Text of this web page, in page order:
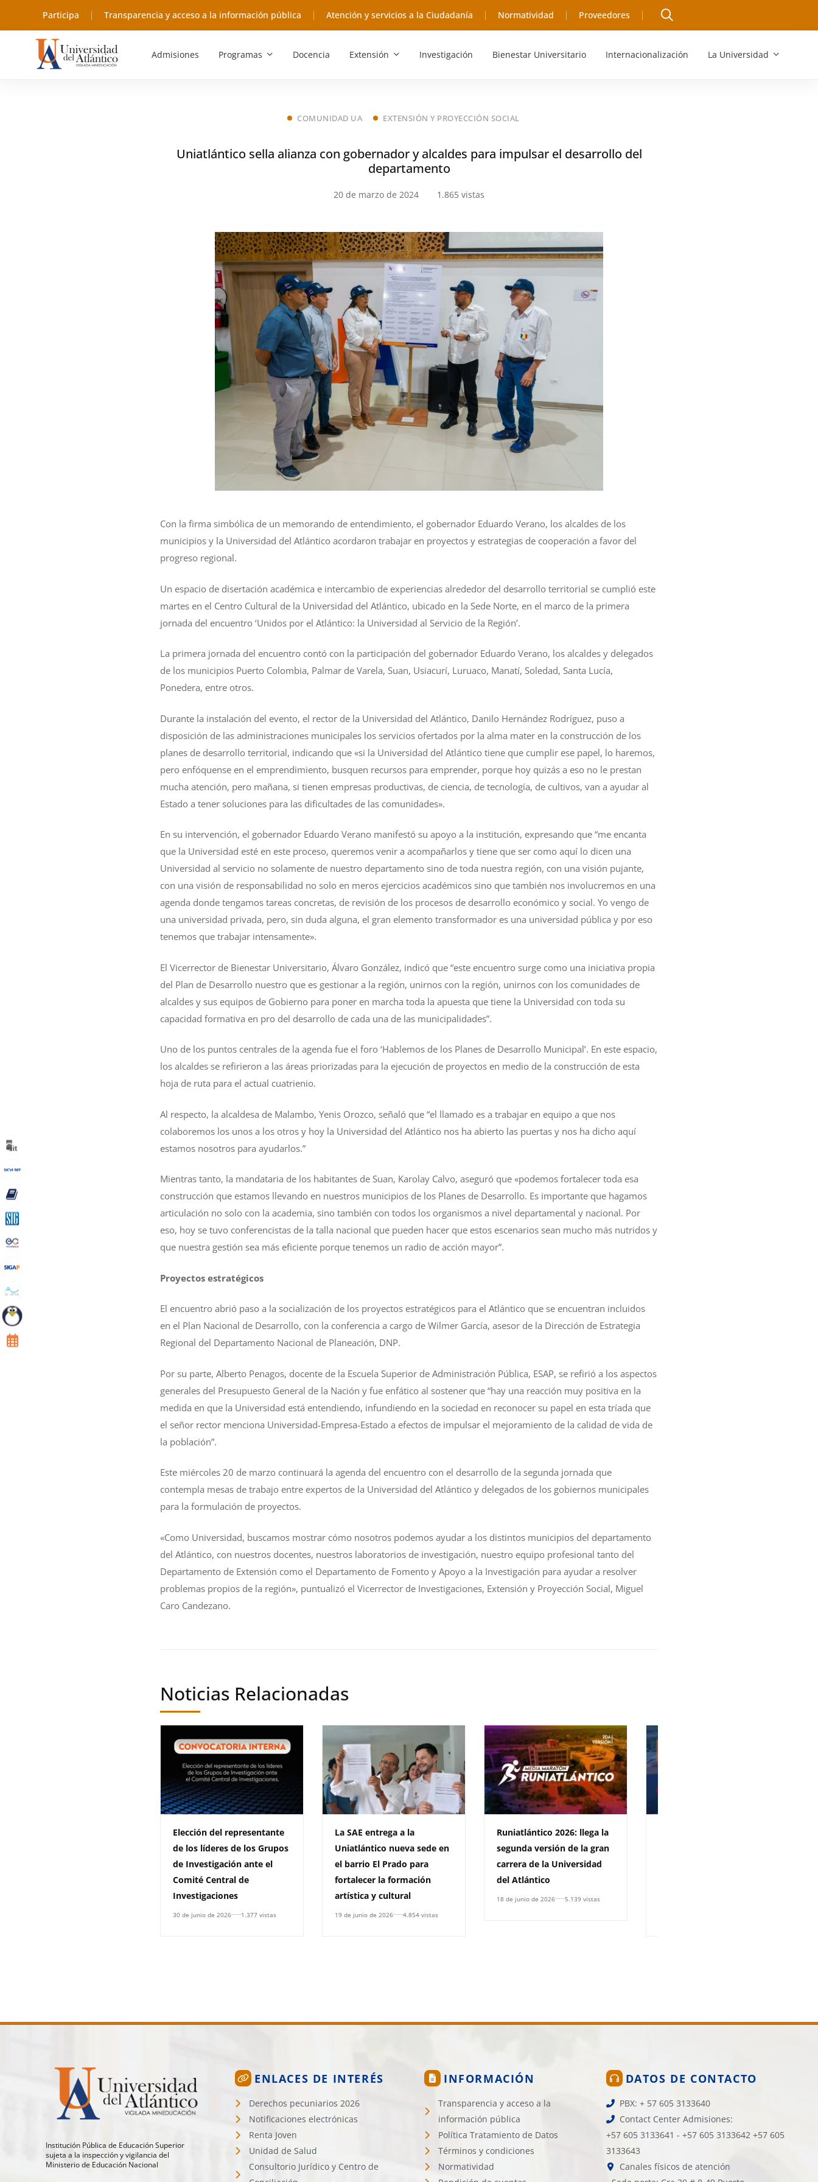
Participa Transparencia y acceso a la información pública Atención y servicios a la Ciudadanía Normatividad Proveedores
Admisiones Programas Docencia Extensión Investigación Bienestar Universitario Internacionalización La Universidad
COMUNIDAD UA EXTENSIÓN Y PROYECCIÓN SOCIAL
Uniatlántico sella alianza con gobernador y alcaldes para impulsar el desarrollo del
departamento
20 de marzo de 2024 1.865 vistas
Con la firma simbólica de un memorando de entendimiento, el gobernador Eduardo Verano, los alcaldes de los
municipios y la Universidad del Atlántico acordaron trabajar en proyectos y estrategias de cooperación a favor del
progreso regional.
Un espacio de disertación académica e intercambio de experiencias alrededor del desarrollo territorial se cumplió este
martes en el Centro Cultural de la Universidad del Atlántico, ubicado en la Sede Norte, en el marco de la primera
jornada del encuentro ‘Unidos por el Atlántico: la Universidad al Servicio de la Región’.
La primera jornada del encuentro contó con la participación del gobernador Eduardo Verano, los alcaldes y delegados
de los municipios Puerto Colombia, Palmar de Varela, Suan, Usiacurí, Luruaco, Manatí, Soledad, Santa Lucía,
Ponedera, entre otros.
Durante la instalación del evento, el rector de la Universidad del Atlántico, Danilo Hernández Rodríguez, puso a
disposición de las administraciones municipales los servicios ofertados por la alma mater en la construcción de los
planes de desarrollo territorial, indicando que «si la Universidad del Atlántico tiene que cumplir ese papel, lo haremos,
pero enfóquense en el emprendimiento, busquen recursos para emprender, porque hoy quizás a eso no le prestan
mucha atención, pero mañana, si tienen empresas productivas, de ciencia, de tecnología, de cultivos, van a ayudar al
Estado a tener soluciones para las dificultades de las comunidades».
En su intervención, el gobernador Eduardo Verano manifestó su apoyo a la institución, expresando que “me encanta
que la Universidad esté en este proceso, queremos venir a acompañarlos y tiene que ser como aquí lo dicen una
Universidad al servicio no solamente de nuestro departamento sino de toda nuestra región, con una visión pujante,
con una visión de responsabilidad no solo en meros ejercicios académicos sino que también nos involucremos en una
agenda donde tengamos tareas concretas, de revisión de los procesos de desarrollo económico y social. Yo vengo de
una universidad privada, pero, sin duda alguna, el gran elemento transformador es una universidad pública y por eso
tenemos que trabajar intensamente».
El Vicerrector de Bienestar Universitario, Álvaro González, indicó que “este encuentro surge como una iniciativa propia
del Plan de Desarrollo nuestro que es gestionar a la región, unirnos con la región, unirnos con los comunidades de
alcaldes y sus equipos de Gobierno para poner en marcha toda la apuesta que tiene la Universidad con toda su
capacidad formativa en pro del desarrollo de cada una de las municipalidades”.
Uno de los puntos centrales de la agenda fue el foro ‘Hablemos de los Planes de Desarrollo Municipal’. En este espacio,
los alcaldes se refirieron a las áreas priorizadas para la ejecución de proyectos en medio de la construcción de esta
hoja de ruta para el actual cuatrienio.
Al respecto, la alcaldesa de Malambo, Yenis Orozco, señaló que “el llamado es a trabajar en equipo a que nos
colaboremos los unos a los otros y hoy la Universidad del Atlántico nos ha abierto las puertas y nos ha dicho aquí
estamos nosotros para ayudarlos.”
Mientras tanto, la mandataria de los habitantes de Suan, Karolay Calvo, aseguró que «podemos fortalecer toda esa
construcción que estamos llevando en nuestros municipios de los Planes de Desarrollo. Es importante que hagamos
articulación no solo con la academia, sino también con todos los organismos a nivel departamental y nacional. Por
eso, hoy se tuvo conferencistas de la talla nacional que pueden hacer que estos escenarios sean mucho más nutridos y
que nuestra gestión sea más eficiente porque tenemos un radio de acción mayor”.
Proyectos estratégicos
El encuentro abrió paso a la socialización de los proyectos estratégicos para el Atlántico que se encuentran incluidos
en el Plan Nacional de Desarrollo, con la conferencia a cargo de Wilmer García, asesor de la Dirección de Estrategia
Regional del Departamento Nacional de Planeación, DNP.
Por su parte, Alberto Penagos, docente de la Escuela Superior de Administración Pública, ESAP, se refirió a los aspectos
generales del Presupuesto General de la Nación y fue enfático al sostener que “hay una reacción muy positiva en la
medida en que la Universidad está entendiendo, infundiendo en la sociedad en reconocer su papel en esta tríada que
el señor rector menciona Universidad-Empresa-Estado a efectos de impulsar el mejoramiento de la calidad de vida de
la población”.
Este miércoles 20 de marzo continuará la agenda del encuentro con el desarrollo de la segunda jornada que
contempla mesas de trabajo entre expertos de la Universidad del Atlántico y delegados de los gobiernos municipales
para la formulación de proyectos.
«Como Universidad, buscamos mostrar cómo nosotros podemos ayudar a los distintos municipios del departamento
del Atlántico, con nuestros docentes, nuestros laboratorios de investigación, nuestro equipo profesional tanto del
Departamento de Extensión como el Departamento de Fomento y Apoyo a la Investigación para ayudar a resolver
problemas propios de la región», puntualizó el Vicerrector de Investigaciones, Extensión y Proyección Social, Miguel
Caro Candezano.
Noticias Relacionadas
Elección del representante
de los líderes de los Grupos
de Investigación ante el
Comité Central de
Investigaciones
30 de junio de 2026 1.377 vistas
La SAE entrega a la
Uniatlántico nueva sede en
el barrio El Prado para
fortalecer la formación
artística y cultural
19 de junio de 2026 4.854 vistas
Runiatlántico 2026: llega la
segunda versión de la gran
carrera de la Universidad
del Atlántico
18 de junio de 2026 5.139 vistas
Institución Pública de Educación Superior
sujeta a la inspección y vigilancia del
Ministerio de Educación Nacional
ENLACES DE INTERÉS
Derechos pecuniarios 2026
Notificaciones electrónicas
Renta Joven
Unidad de Salud
Consultorio Jurídico y Centro de
INFORMACIÓN
Transparencia y acceso a la
información pública
Política Tratamiento de Datos
Términos y condiciones
Normatividad
DATOS DE CONTACTO
PBX: + 57 605 3133640
Contact Center Admisiones:
+57 605 3133641 - +57 605 3133642 +57 605
3133643
Canales físicos de atención